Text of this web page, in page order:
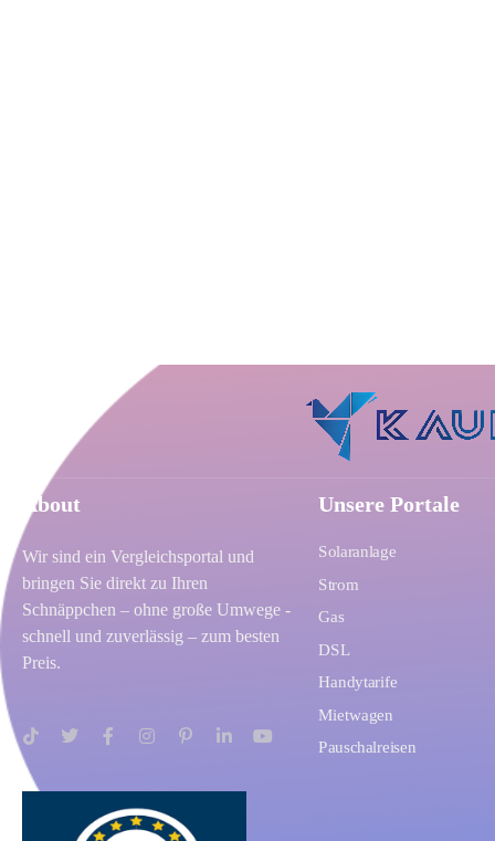
About
Wir sind ein Vergleichsportal und
bringen Sie direkt zu Ihren
Schnäppchen – ohne große Umwege -
schnell und zuverlässig – zum besten
Preis.
Unsere Portale
Solaranlage
Strom
Gas
DSL
Handytarife
Mietwagen
Pauschalreisen